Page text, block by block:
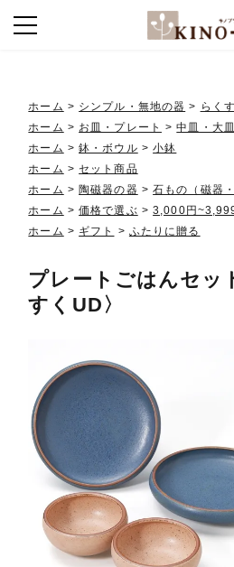
ホーム > シンプル・無地の器 > らく
ホーム > お皿・プレート >中皿・大皿
ホーム >鉢・ボウル >小鉢
ホーム >セット商品
ホーム > 陶磁器の器 >石もの（磁器
ホーム >価格で選ぶ >3,000円
ホーム > ギフト > ふたりに贈る
プレートごはんセッ
すくUD〉